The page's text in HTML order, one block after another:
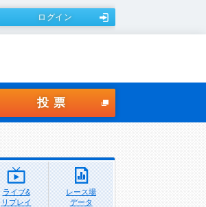
ログイン
投票
ライブ&
リプレイ
レース場
データ